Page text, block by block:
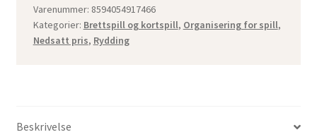
Varenummer: 8594054917466
Kategorier: Brettspill og kortspill, Organisering for spill,
Nedsatt pris, Rydding
Beskrivelse